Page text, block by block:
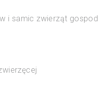
i samic zwierząt